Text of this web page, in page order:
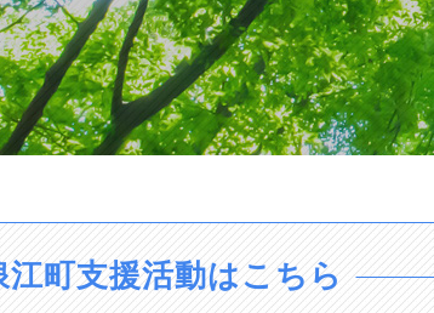
江町支援活動はこちら